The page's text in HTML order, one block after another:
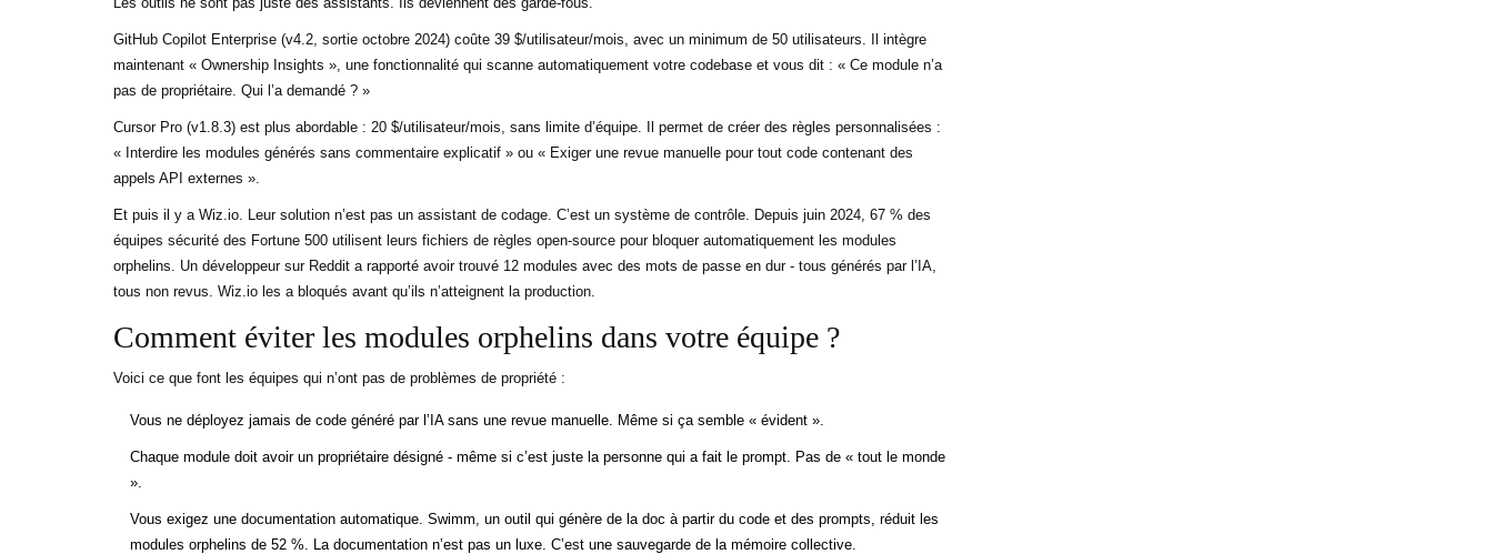
GitHub Copilot Enterprise (v4.2, sortie octobre 2024) coûte 39 $/utilisateur/mois, avec un minimum de 50 utilisateurs. Il intègre
maintenant « Ownership Insights », une fonctionnalité qui scanne automatiquement votre codebase et vous dit : « Ce module n’a
pas de propriétaire. Qui l’a demandé ? »
Cursor Pro (v1.8.3) est plus abordable : 20 $/utilisateur/mois, sans limite d’équipe. Il permet de créer des règles personnalisées :
« Interdire les modules générés sans commentaire explicatif » ou « Exiger une revue manuelle pour tout code contenant des
appels API externes ».
Et puis il y a Wiz.io. Leur solution n’est pas un assistant de codage. C’est un système de contrôle. Depuis juin 2024, 67 % des
équipes sécurité des Fortune 500 utilisent leurs fichiers de règles open-source pour bloquer automatiquement les modules
orphelins. Un développeur sur Reddit a rapporté avoir trouvé 12 modules avec des mots de passe en dur - tous générés par l’IA,
tous non revus. Wiz.io les a bloqués avant qu’ils n’atteignent la production.
Comment éviter les modules orphelins dans votre équipe ?
Voici ce que font les équipes qui n’ont pas de problèmes de propriété :
Vous ne déployez jamais de code généré par l’IA sans une revue manuelle. Même si ça semble « évident ».
Chaque module doit avoir un propriétaire désigné - même si c’est juste la personne qui a fait le prompt. Pas de « tout le monde
».
Vous exigez une documentation automatique. Swimm, un outil qui génère de la doc à partir du code et des prompts, réduit les
modules orphelins de 52 %. La documentation n’est pas un luxe. C’est une sauvegarde de la mémoire collective.